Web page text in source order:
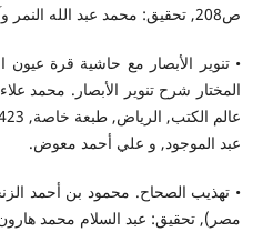
ص208, تحقيق: محمد عبد الله النمر وآخرين.
• تنوير الأبصار مع حاشية قرة عيون
عبد الموجود, و علي أحمد معوض.
مصر), تحقيق: عبد السلام محمد